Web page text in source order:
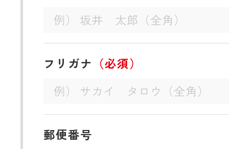
フリガナ （必須）
郵便番号